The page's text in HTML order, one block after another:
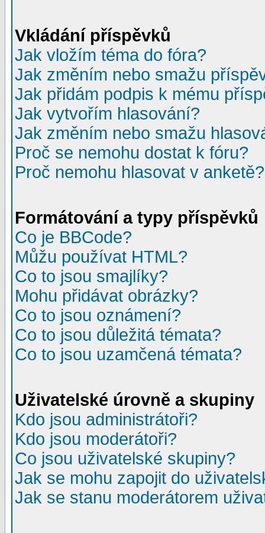
Vkládání příspěvků
Jak vložím téma do fóra?
Jak změním nebo smažu
Jak přidám podpis k mému
Jak vytvořím hlasování?
Jak změním nebo smažu
Proč se nemohu dostat k fóru?
Proč nemohu hlasovat v anketě?
Formátování a typy příspěvků
Co je BBCode?
Můžu používat HTML?
Co to jsou smajlíky?
Mohu přidávat obrázky?
Co to jsou oznámení?
Co to jsou důležitá témata?
Co to jsou uzamčená témata?
Uživatelské úrovně a skupiny
Kdo jsou administrátoři?
Kdo jsou moderátoři?
Co jsou uživatelské skupiny?
Jak se mohu zapojit do
Jak se stanu moderátorem